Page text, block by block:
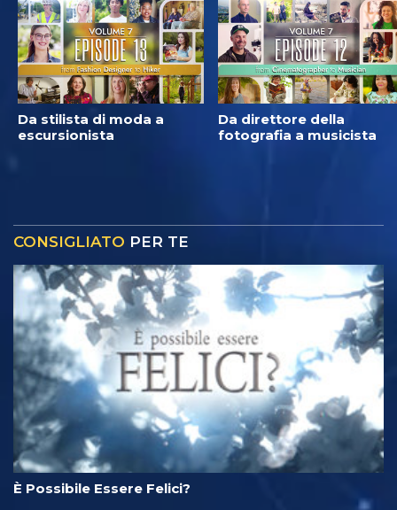
Da stilista di moda a
escursionista
Da direttore della
fotografia a musicista
CONSIGLIATO PER TE
È Possibile Essere Felici?